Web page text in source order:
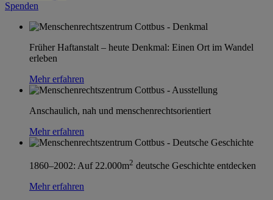
Spenden
Früher Haftanstalt – heute Denkmal: Einen Ort im Wandel
erleben
Mehr erfahren
Anschaulich, nah und menschenrechtsorientiert
Mehr erfahren
1860–2002: Auf 22.000m2 deutsche Geschichte entdecken
Mehr erfahren